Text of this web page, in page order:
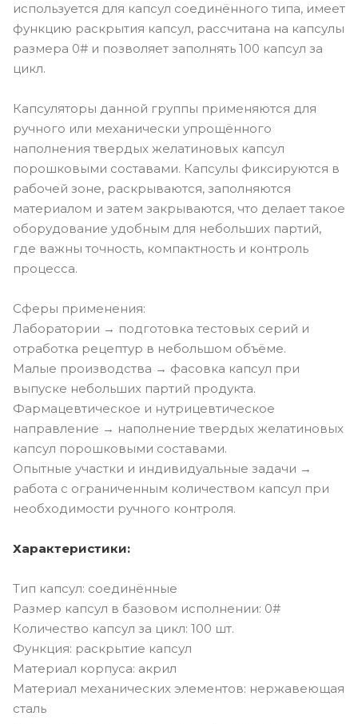
используется для капсул соединённого типа, имеет
функцию раскрытия капсул, рассчитана на капсулы
размера 0# и позволяет заполнять 100 капсул за
цикл.
Капсуляторы данной группы применяются для
ручного или механически упрощённого
наполнения твердых желатиновых капсул
порошковыми составами. Капсулы фиксируются в
рабочей зоне, раскрываются, заполняются
материалом и затем закрываются, что делает такое
оборудование удобным для небольших партий,
где важны точность, компактность и контроль
процесса.
Сферы применения:
Лаборатории → подготовка тестовых серий и
отработка рецептур в небольшом объёме.
Малые производства → фасовка капсул при
выпуске небольших партий продукта.
Фармацевтическое и нутрицевтическое
направление → наполнение твердых желатиновых
капсул порошковыми составами.
Опытные участки и индивидуальные задачи →
работа с ограниченным количеством капсул при
необходимости ручного контроля.
Характеристики:
Тип капсул: соединённые
Размер капсул в базовом исполнении: 0#
Количество капсул за цикл: 100 шт.
Функция: раскрытие капсул
Материал корпуса: акрил
Материал механических элементов: нержавеющая
сталь